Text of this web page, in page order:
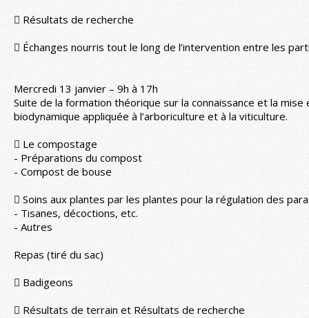
 Résultats de recherche
 Échanges nourris tout le long de l’intervention entre les
Mercredi 13 janvier – 9h à 17h
Suite de la formation théorique sur la connaissance et la
biodynamique appliquée à l’arboriculture et à la viticulture.
 Le compostage
- Préparations du compost
- Compost de bouse
 Soins aux plantes par les plantes pour la régulation des
- Tisanes, décoctions, etc.
- Autres
Repas (tiré du sac)
 Badigeons
 Résultats de terrain et Résultats de recherche